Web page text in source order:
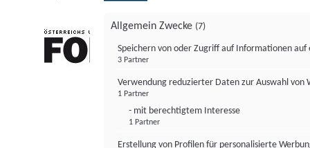
Allgemein Zwecke (7)
Speichern von oder Zugriff auf Informationen auf
3 Partner
Verwendung reduzierter Daten zur Auswahl von
1 Partner
- mit berechtigtem Interesse
1 Partner
Erstellung von Profilen für personalisierte
FONDS professionell